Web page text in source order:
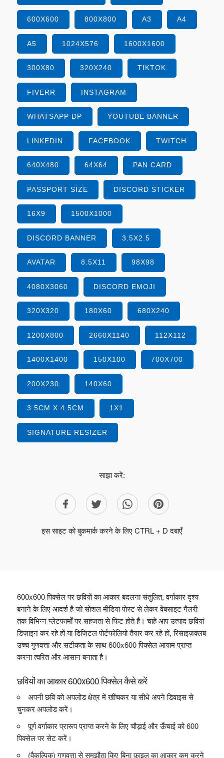
600X600 800X800 A3 A4
A5 1024X576 1600X1600
300X80 320X240 TIKTOK
FIVERR INSTAGRAM
WHATSAPP DP YOUTUBE BANNER
LINKEDIN FACEBOOK TWITCH
640X480 64X64 PAN CARD
PASSPORT SIZE DISCORD STICKER
16X9 1500X1000
DISCORD BANNER 3.5X2.5
AVATAR 8.5X11 98X98
4080X3060 DISCORD EMOJI
320X320 180X60 680X240
1200X800 2660X1140 112X112
1400X1400 150X100 700X700
200X230 140X60
3.5CM X 4.5CM 1X1
SIGNATURE RESIZER
साझा करें:
इस साइट को बुकमार्क करने के लिए CTRL + D दबाएँ
600x600 पिक्सेल पर छवियों का आकार बदलना संतुलित, वर्गाकार दृश्य
बनाने के लिए आदर्श है जो सोशल मीडिया पोस्ट से लेकर वेबसाइट गैलरी
तक विभिन्न प्लेटफार्मों पर सहजता से फिट होते हैं। चाहे आप उत्पाद छवियां
डिज़ाइन कर रहे हों या डिजिटल पोर्टफोलियो तैयार कर रहे हों, रिसाइज़क्लब
उच्च गुणवत्ता और सटीकता के साथ 600x600 पिक्सेल आयाम प्राप्त
करना त्वरित और आसान बनाता है।
छवियों का आकार 600x600 पिक्सेल कैसे करें
अपनी छवि को अपलोड क्षेत्र में खींचकर या सीधे अपने डिवाइस से
चुनकर अपलोड करें।
पूर्ण वर्गाकार प्रारूप प्राप्त करने के लिए चौड़ाई और ऊँचाई को 600
पिक्सेल पर सेट करें।
(वैकल्पिक) गुणवत्ता से समझौता किए बिना फ़ाइल का आकार कम करने